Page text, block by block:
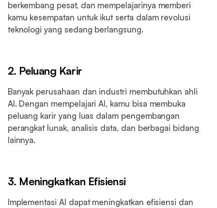
berkembang pesat, dan mempelajarinya memberi
kamu kesempatan untuk ikut serta dalam revolusi
teknologi yang sedang berlangsung.
2. Peluang Karir
Banyak perusahaan dan industri membutuhkan ahli
AI. Dengan mempelajari AI, kamu bisa membuka
peluang karir yang luas dalam pengembangan
perangkat lunak, analisis data, dan berbagai bidang
lainnya.
3. Meningkatkan Efisiensi
Implementasi AI dapat meningkatkan efisiensi dan